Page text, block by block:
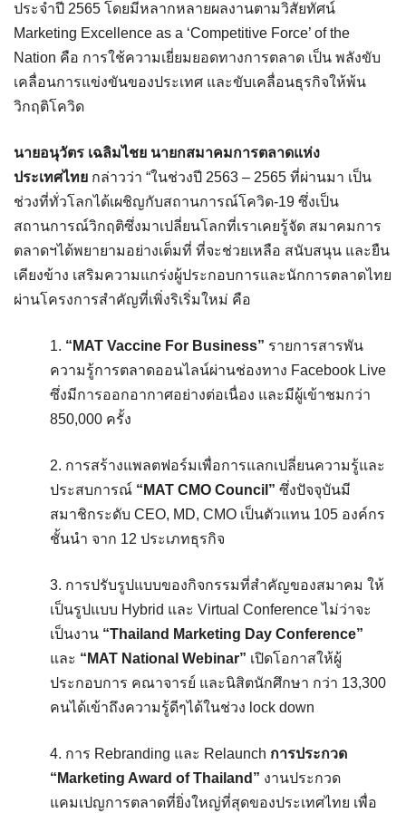
ประจำปี 2565 โดยมีหลากหลายผลงานตามวิสัยทัศน์
Marketing Excellence as a ‘Competitive Force’ of the
Nation คือ การใช้ความเยี่ยมยอดทางการตลาด เป็น พลังขับ
เคลื่อนการแข่งขันของประเทศ และขับเคลื่อนธุรกิจให้พ้น
วิกฤติโควิด
นายอนุวัตร เฉลิมไชย นายกสมาคมการตลาดแห่ง
ประเทศไทย กล่าวว่า “ในช่วงปี 2563 – 2565 ที่ผ่านมา เป็น
ช่วงที่ทั่วโลกได้เผชิญกับสถานการณ์โควิด-19 ซึ่งเป็น
สถานการณ์วิกฤติซึ่งมาเปลี่ยนโลกที่เราเคยรู้จัด สมาคมการ
ตลาดฯได้พยายามอย่างเต็มที่ ที่จะช่วยเหลือ สนับสนุน และยืน
เคียงข้าง เสริมความแกร่งผู้ประกอบการและนักการตลาดไทย
ผ่านโครงการสำคัญที่เพิ่งริเริ่มใหม่ คือ
1. “MAT Vaccine For Business” รายการสารพัน
ความรู้การตลาดออนไลน์ผ่านช่องทาง Facebook Live
ซึ่งมีการออกอากาศอย่างต่อเนื่อง และมีผู้เข้าชมกว่า
850,000 ครั้ง
2. การสร้างแพลตฟอร์มเพื่อการแลกเปลี่ยนความรู้และ
ประสบการณ์ “MAT CMO Council” ซึ่งปัจจุบันมี
สมาชิกระดับ CEO, MD, CMO เป็นตัวแทน 105 องค์กร
ชั้นนำ จาก 12 ประเภทธุรกิจ
3. การปรับรูปแบบของกิจกรรมที่สำคัญของสมาคม ให้
เป็นรูปแบบ Hybrid และ Virtual Conference ไม่ว่าจะ
เป็นงาน “Thailand Marketing Day Conference”
และ “MAT National Webinar” เปิดโอกาสให้ผู้
ประกอบการ คณาจารย์ และนิสิตนักศึกษา กว่า 13,300
คนได้เข้าถึงความรู้ดีๆได้ในช่วง lock down
4. การ Rebranding และ Relaunch การประกวด
“Marketing Award of Thailand” งานประกวด
แคมเปญการตลาดที่ยิ่งใหญ่ที่สุดของประเทศไทย เพื่อ